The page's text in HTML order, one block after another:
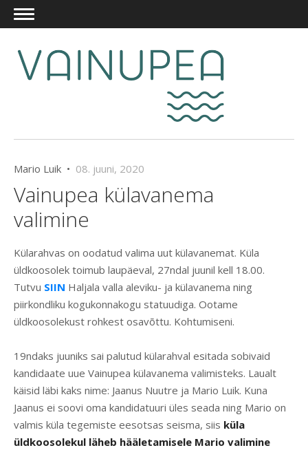
Mario Luik • 08. juuni, 2020
Vainupea külavanema
valimine
Külarahvas on oodatud valima uut külavanemat. Küla
üldkoosolek toimub laupäeval, 27ndal juunil kell 18.00.
Tutvu SIIN Haljala valla aleviku- ja külavanema ning
piirkondliku kogukonnakogu statuudiga. Ootame
üldkoosolekust rohkest osavõttu. Kohtumiseni.
19ndaks juuniks sai palutud külarahval esitada sobivaid
kandidaate uue Vainupea külavanema valimisteks. Laualt
käisid läbi kaks nime: Jaanus Nuutre ja Mario Luik. Kuna
Jaanus ei soovi oma kandidatuuri üles seada ning Mario on
valmis küla tegemiste eesotsas seisma, siis küla
üldkoosolekul läheb hääletamisele Mario valimine